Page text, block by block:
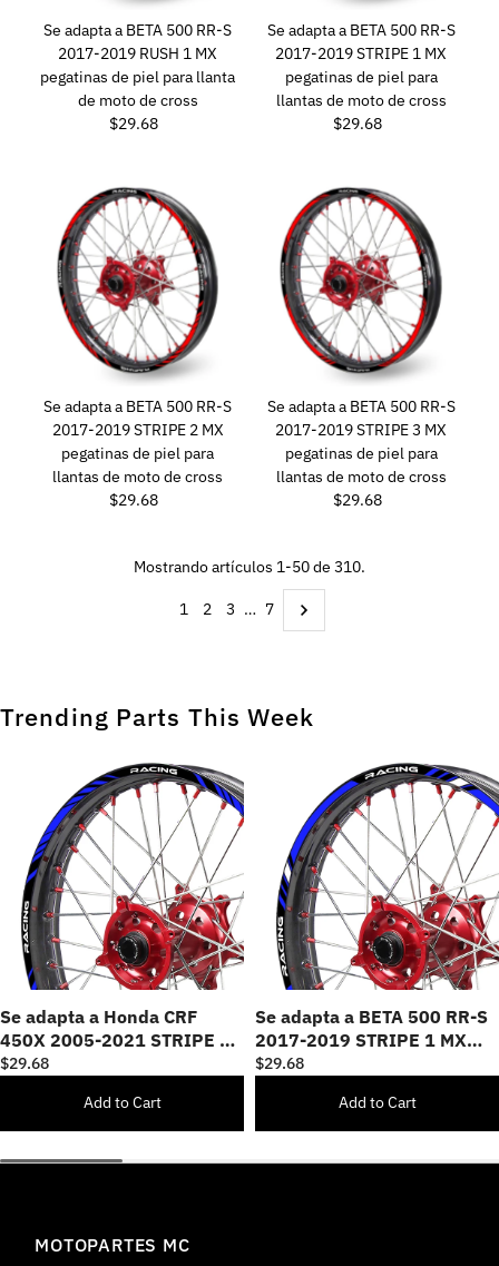
Se adapta a BETA 500 RR-S
2017-2019 RUSH 1 MX
pegatinas de piel para llanta
de moto de cross
Precio
$29.68
Se adapta a BETA 500 RR-S
2017-2019 STRIPE 1 MX
pegatinas de piel para
llantas de moto de cross
Precio
$29.68
Se adapta a BETA 500 RR-S
2017-2019 STRIPE 2 MX
pegatinas de piel para
llantas de moto de cross
Precio
$29.68
Se adapta a BETA 500 RR-S
2017-2019 STRIPE 3 MX
pegatinas de piel para
llantas de moto de cross
Precio
$29.68
Mostrando artículos 1-50 de 310.
1 2 3 … 7
Trending Parts This Week
Se adapta a Honda CRF
450X 2005-2021 STRIPE 2
MX Pegatinas de piel para
$29.68
Add to Cart
Se adapta a BETA 500 RR-S
2017-2019 STRIPE 1 MX
pegatinas de piel para
$29.68
Add to Cart
MOTOPARTES MC